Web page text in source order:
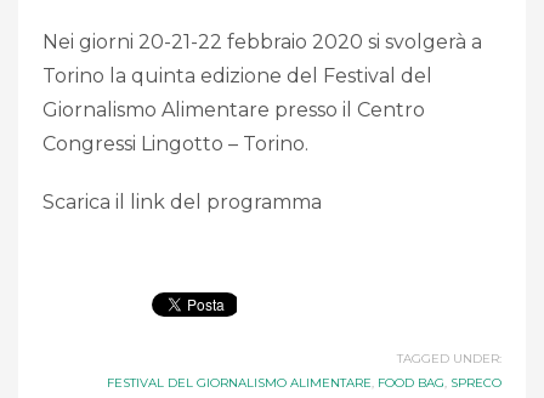
Nei giorni 20-21-22 febbraio 2020 si svolgerà a
Torino la quinta edizione del Festival del
Giornalismo Alimentare presso il Centro
Congressi Lingotto – Torino.
Scarica il link del programma
TAGGED UNDER:
FESTIVAL DEL GIORNALISMO ALIMENTARE, FOOD BAG, SPRECO